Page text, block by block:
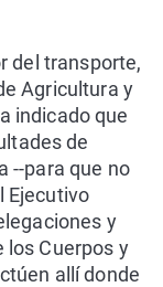
del transporte,
Agricultura y
indicado que
de
--para que no
Ejecutivo
y
los Cuerpos y
allí donde